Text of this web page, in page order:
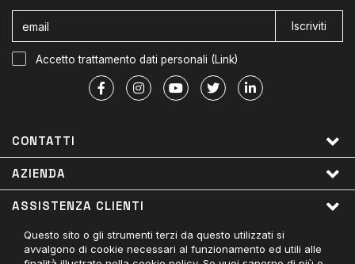
Iscriviti
Accetto trattamento dati personali (Link)
CONTATTI
AZIENDA
ASSISTENZA CLIENTI
LINK UTILI
Questo sito o gli strumenti terzi da questo utilizzati si
avvalgono di cookie necessari al funzionamento ed utili alle